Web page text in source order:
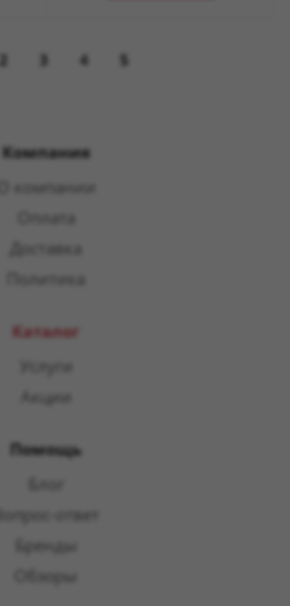
2 3 4 5
Компания
О компании
Оплата
Доставка
Политика
Каталог
Услуги
Акции
Помощь
Вопрос-ответ
Бренды
Обзоры